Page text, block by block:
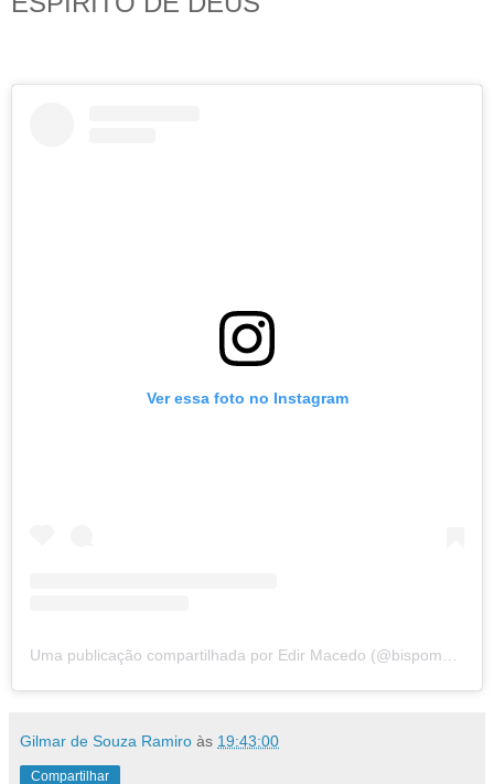
Ver essa foto no Instagram
Uma publicação compartilhada por Edir Macedo (@bispomacedo)
Gilmar de Souza Ramiro às 19:43:00
Compartilhar